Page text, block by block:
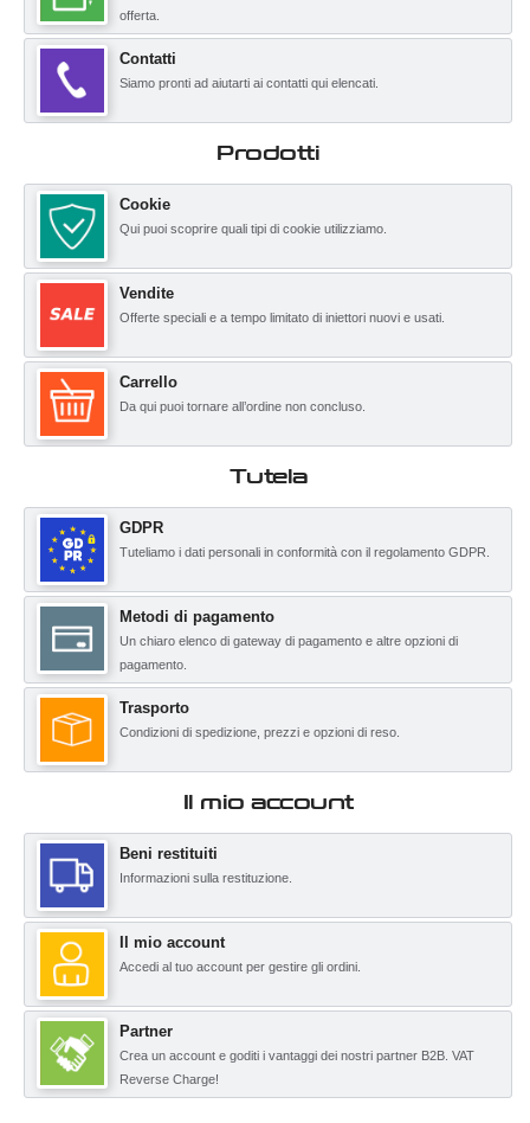
offerta.
Contatti
Siamo pronti ad aiutarti ai contatti qui elencati.
Prodotti
Cookie
Qui puoi scoprire quali tipi di cookie utilizziamo.
Vendite
Offerte speciali e a tempo limitato di iniettori nuovi e usati.
Carrello
Da qui puoi tornare all’ordine non concluso.
Tutela
GDPR
Tuteliamo i dati personali in conformità con il regolamento GDPR.
Metodi di pagamento
Un chiaro elenco di gateway di pagamento e altre opzioni di
pagamento.
Trasporto
Condizioni di spedizione, prezzi e opzioni di reso.
Il mio account
Beni restituiti
Informazioni sulla restituzione.
Il mio account
Accedi al tuo account per gestire gli ordini.
Partner
Crea un account e goditi i vantaggi dei nostri partner B2B. VAT
Reverse Charge!